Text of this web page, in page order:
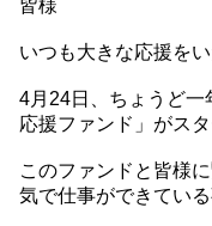
皆様
いつも大きな応援を
4月24日、ちょうど
応援ファンド」がスタ
このファンドと皆様
気で仕事ができてい